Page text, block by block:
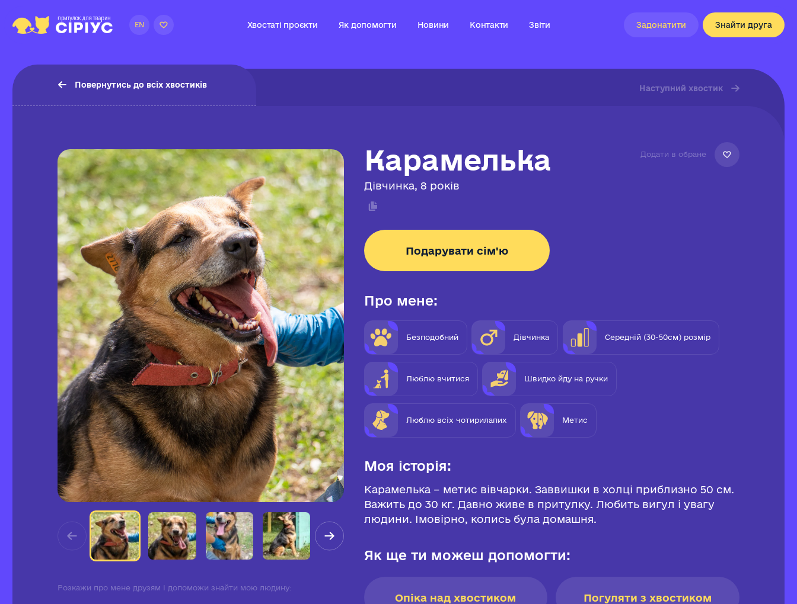
EN Хвостаті проєкти Як допомогти Новини Контакти Звіти Задонатити Знайти друга
Повернутись до всіх хвостиків Наступний хвостик
Розкажи про мене друзям і допоможи знайти мою людину:
Додати в обране
Карамелька
Дівчинка, 8 років
Подарувати сім'ю
Про мене:
Безподобний Дівчинка Середній (30-50см) розмір
Люблю вчитися Швидко йду на ручки
Люблю всіх чотирилапих Метис
Моя історія:
Карамелька – метис вівчарки. Заввишки в холці приблизно 50 см.
Важить до 30 кг. Давно живе в притулку. Любить вигул і увагу
людини. Імовірно, колись була домашня.
Як ще ти можеш допомогти:
Опіка над хвостиком Погуляти з хвостиком